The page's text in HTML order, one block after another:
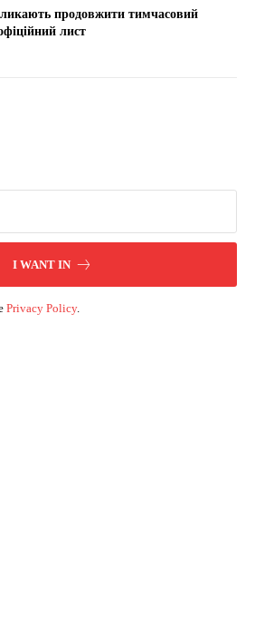
продовжити тимчасовий
лист
I WANT IN
Privacy Policy.